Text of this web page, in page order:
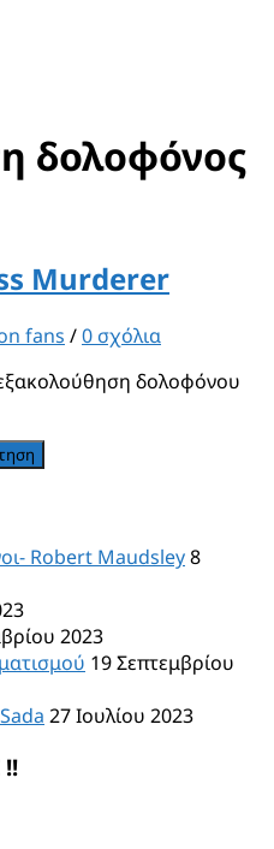
δολοφόνος
Murderer
fans /0 σχόλια
δολοφόνου
Robert Maudsley8
2023
19 Σεπτεμβρίου
27 Ιουλίου 2023